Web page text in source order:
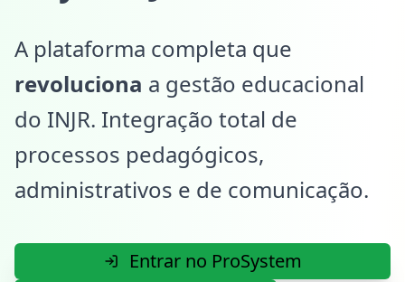
A plataforma completa que
revoluciona a gestão educacional
do INJR. Integração total de
processos pedagógicos,
administrativos e de comunicação.
Entrar no ProSystem